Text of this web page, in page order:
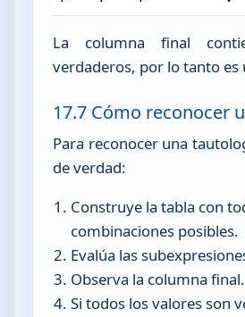
La columna final
verdaderos, por lo tanto es
17.7 Cómo reconocer
Para reconocer una
de verdad:
Construye la tabla con
combinaciones posibles.
Evalúa las
Observa la columna final.
Si todos los valores son